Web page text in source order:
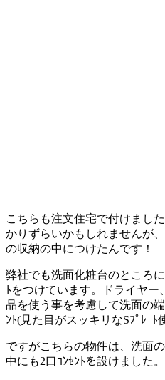
こちらも注文住宅で付けまし
かりずらいかもしれませんが
の収納の中につけたんです！
弊社でも洗面化粧台のところ
ﾄをつけています。ドライヤ
品を使う事を考慮して洗面の
ﾝﾄ(見た目がスッキリなSﾌﾟﾚｰﾄ
ですがこちらの物件は、洗面
中にも2口ｺﾝｾﾝﾄを設けました。